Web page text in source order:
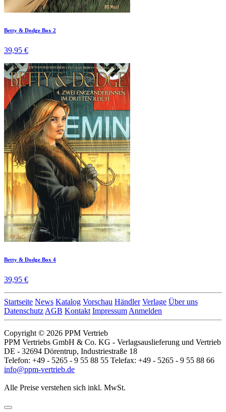
Betty & Dodge Box 2
39,95 €
Betty & Dodge Box 4
39,95 €
Startseite News Katalog Vorschau Händler Verlage Über uns
Datenschutz AGB Kontakt Impressum Anmelden
Copyright © 2026 PPM Vertrieb
PPM Vertriebs GmbH & Co. KG - Verlagsauslieferung und Vertrieb
DE - 32694 Dörentrup, Industriestraße 18
Telefon: +49 - 5265 - 9 55 88 55 Telefax: +49 - 5265 - 9 55 88 66
info@ppm-vertrieb.de
Alle Preise verstehen sich inkl. MwSt.